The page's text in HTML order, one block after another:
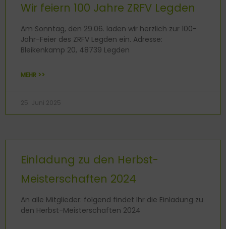
Wir feiern 100 Jahre ZRFV Legden
Am Sonntag, den 29.06. laden wir herzlich zur 100-
Jahr-Feier des ZRFV Legden ein. Adresse:
Bleikenkamp 20, 48739 Legden
MEHR >>
25. Juni 2025
Einladung zu den Herbst-
Meisterschaften 2024
An alle Mitglieder: folgend findet Ihr die Einladung zu
den Herbst-Meisterschaften 2024